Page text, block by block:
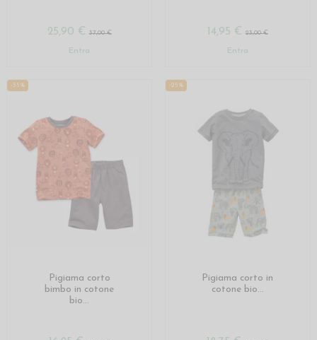
25,90 € 37,00 €
Entra
14,95 € 23,00 €
Entra
-35%
Pigiama corto
bimbo in cotone
bio...
-25%
Pigiama corto in
cotone bio...